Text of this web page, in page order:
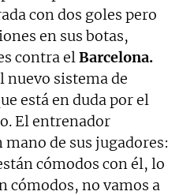
con dos goles pero
en sus botas,
contra elBarcelona.
nuevo sistema de
está en duda por el
El entrenador
de sus jugadores:
cómodos con él, lo
cómodos, no vamos a